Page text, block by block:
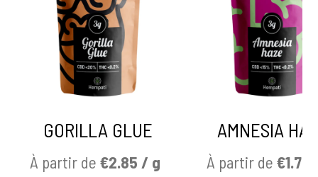
GORILLA GLUE
À partir de €2.85 / g
AMNESIA
À partir de €1.75